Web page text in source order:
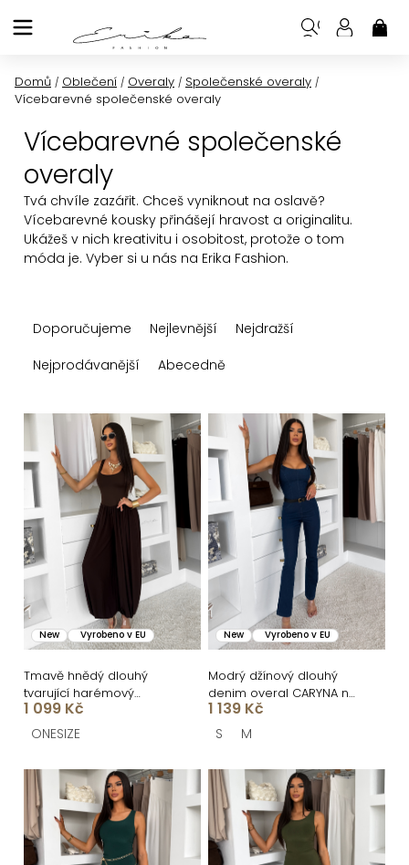
na
Domů / Oblečení / Overaly / Společenské overaly /
Vícebarevné společenské overaly
Vícebarevné společenské
overaly
Tvá chvíle zazářit. Chceš vyniknout na oslavě?
Vícebarevné kousky přinášejí hravost a originalitu.
Ukážeš v nich kreativitu i osobitost, protože o tom
móda je. Vyber si u nás na Erika Fashion.
a
n
í
p
o
d
u
k
t
ů
Doporučujeme Nejlevnější
Nejdražší
Nejprodávanější
Abecedně
V
ý
p
i
s
p
r
o
d
u
k
ů
New Vyrobeno v EU
Tmavě hnědý dlouhý
tvarující harémový
overal AZURIO
1 099 Kč
ONESIZE
New Vyrobeno v EU
Modrý džínový dlouhý
denim overal CARYNA na
ramínka
1 139 Kč
S M